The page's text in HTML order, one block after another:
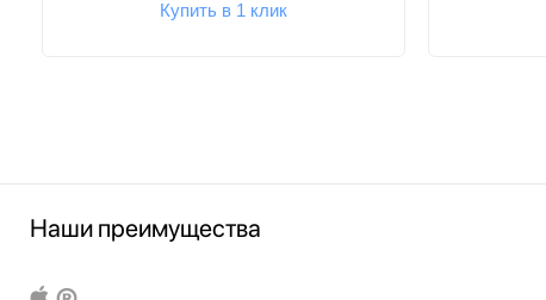
Купить в 1 клик
Наши преимущества